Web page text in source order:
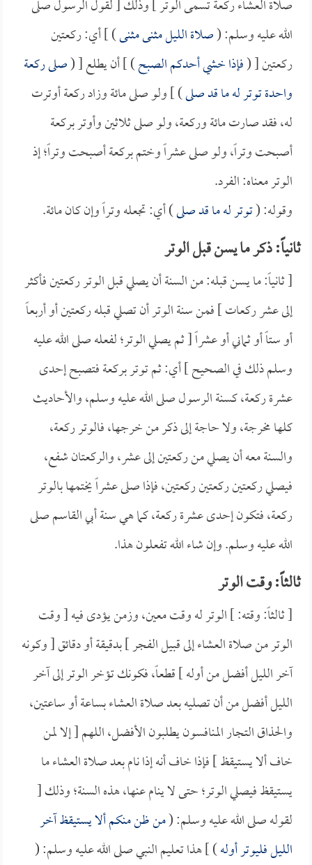
صلاة العشاء ركعة تسمى الوتر ] وذلك [ لقول الرسول صلى
الله عليه وسلم: (صلاة الليل مثنى مثنى) ] أي: ركعتين
ركعتين [ (فإذا خشي أحدكم الصبح) ] أن يطلع [ (صلى ركعة
واحدة توتر له ما قد صلى) ] ولو صلى مائة وزاد ركعة أوترت
له، فقد صارت مائة وركعة، ولو صلى ثلاثين وأوتر بركعة
أصبحت وتراً، ولو صلى عشراً وختم بركعة أصبحت وتراً؛ إذ
الوتر معناه: الفرد.
وقوله: (توتر له ما قد صلى) أي: تجعله وتراً وإن كان مائة.
ثانياً: ذكر ما يسن قبل الوتر
[ ثانياً: ما يسن قبله: من السنة أن يصلي قبل الوتر ركعتين فأكثر
إلى عشر ركعات ] فمن سنة الوتر أن تصلي قبله ركعتين أو أربعاً
أو ستاً أو ثماني أو عشراً [ ثم يصلي الوتر؛ لفعله صلى الله عليه
وسلم ذلك في الصحيح ] أي: ثم توتر بركعة فتصبح إحدى
عشرة ركعة، كسنة الرسول صلى الله عليه وسلم، والأحاديث
كلها مخرجة، ولا حاجة إلى ذكر من خرجها، فالوتر ركعة،
والسنة معه أن يصلي من ركعتين إلى عشر، والركعتان شفع،
فيصلي ركعتين ركعتين ركعتين، فإذا صلى عشراً يختمها بالوتر
ركعة، فتكون إحدى عشرة ركعة، كما هي سنة أبي القاسم صلى
الله عليه وسلم. وإن شاء الله تفعلون هذا.
ثالثاً: وقت الوتر
[ ثالثاً: وقته: ] الوتر له وقت معين، وزمن يؤدى فيه [ وقت
الوتر من صلاة العشاء إلى قبيل الفجر ] بدقيقة أو دقائق [ وكونه
آخر الليل أفضل من أوله ] قطعاً، فكونك تؤخر الوتر إلى آخر
الليل أفضل من أن تصليه بعد صلاة العشاء بساعة أو ساعتين،
والحذاق التجار المنافسون يطلبون الأفضل، اللهم [ إلا لمن
خاف ألا يستيقظ ] فإذا خاف أنه إذا نام بعد صلاة العشاء ما
يستيقظ فيصلي الوتر؛ حتى لا ينام عنها، هذه السنة؛ وذلك [
لقوله صلى الله عليه وسلم: (من ظن منكم ألا يستيقظ آخر
الليل فليوتر أوله) ] هذا تعليم النبي صلى الله عليه وسلم: (